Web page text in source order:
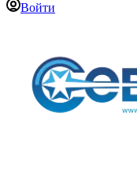
Войти